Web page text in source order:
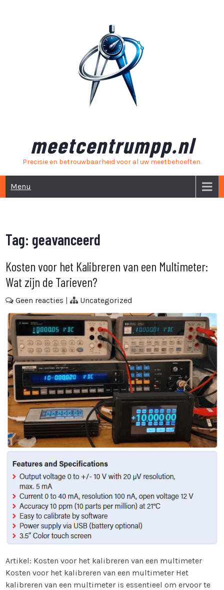
meetcentrumpp.nl
Precisie en betrouwbaarheid voor al uw meetbehoeften.
Menu
Tag: geavanceerd
Kosten voor het Kalibreren van een Multimeter:
Wat zijn de Tarieven?
Geen reacties | Uncategorized
Artikel: Kosten voor het kalibreren van een multimeter
Kosten voor het kalibreren van een multimeter Het
kalibreren van een multimeter is essentieel om ervoor te